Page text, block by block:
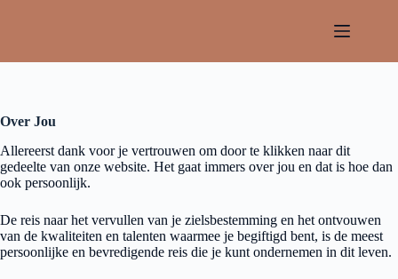
Over Jou
Allereerst dank voor je vertrouwen om door te klikken naar dit
gedeelte van onze website. Het gaat immers over jou en dat is hoe dan
ook persoonlijk.
De reis naar het vervullen van je zielsbestemming en het ontvouwen
van de kwaliteiten en talenten waarmee je begiftigd bent, is de meest
persoonlijke en bevredigende reis die je kunt ondernemen in dit leven.